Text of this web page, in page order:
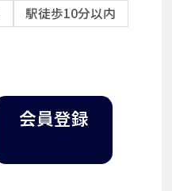
駅徒歩10分以内
会員登録